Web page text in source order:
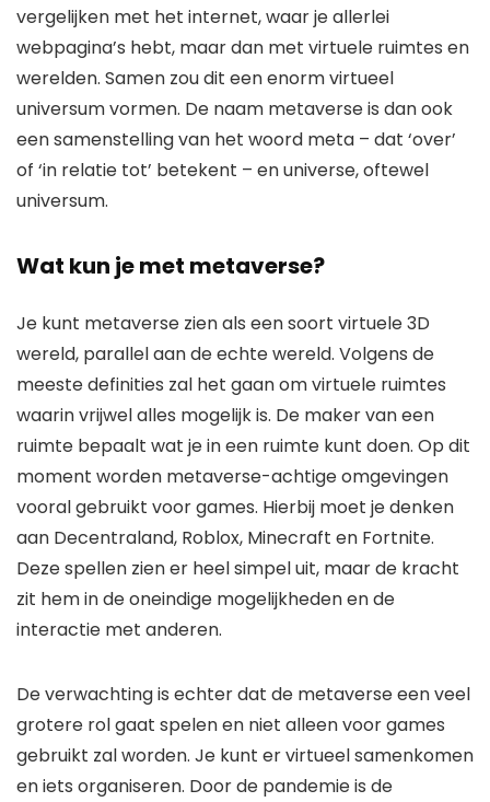
vergelijken met het internet, waar je allerlei
webpagina’s hebt, maar dan met virtuele ruimtes en
werelden. Samen zou dit een enorm virtueel
universum vormen. De naam metaverse is dan ook
een samenstelling van het woord meta – dat ‘over’
of ‘in relatie tot’ betekent – en universe, oftewel
universum.
Wat kun je met metaverse?
Je kunt metaverse zien als een soort virtuele 3D
wereld, parallel aan de echte wereld. Volgens de
meeste definities zal het gaan om virtuele ruimtes
waarin vrijwel alles mogelijk is. De maker van een
ruimte bepaalt wat je in een ruimte kunt doen. Op dit
moment worden metaverse-achtige omgevingen
vooral gebruikt voor games. Hierbij moet je denken
aan Decentraland, Roblox, Minecraft en Fortnite.
Deze spellen zien er heel simpel uit, maar de kracht
zit hem in de oneindige mogelijkheden en de
interactie met anderen.
De verwachting is echter dat de metaverse een veel
grotere rol gaat spelen en niet alleen voor games
gebruikt zal worden. Je kunt er virtueel samenkomen
en iets organiseren. Door de pandemie is de